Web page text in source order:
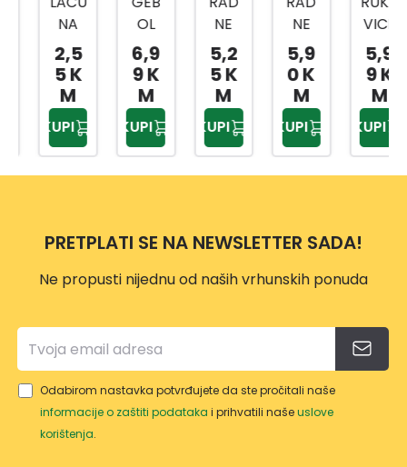
RUKA
VICA
DIFF
ER
SORT
O
BOJE
10
FBK
GRW
T/NY
WT/1
0
2,5
5 K
KUPI
RAD
NE
RUKA
VICE
MAS
TERF
LEX
8
6,9
9 K
KUPI
RUKA
VICE
ECO
LADY
VELI
ČINA
6
FLEX
5,2
5 K
KUPI
RUKA
VICE
PRO
TEX
VELI
ČINA
9
ŽUTE
5,9
0 K
KUPI
VICE
TOP
FLEX
VEL.8
5,9
9 K
KUPI
PRETPLATI SE NA NEWSLETTER SADA!
Ne propusti nijednu od naših vrhunskih ponuda
Odabirom nastavka potvrđujete da ste pročitali naše
informacije o zaštiti podataka i prihvatili našeuslove
korištenja.